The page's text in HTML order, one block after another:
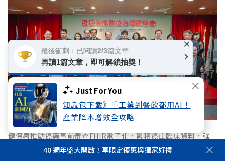
Just For You
知識包下載》重工業到餐飲都用AI！
產業降本增效全攻略
健保署推動癌藥事前審查FHIR電子化，累積癌症臨床資料，強
化國家癌症資料應用。
40 週年盛大開啟！享限定優惠與獨家好禮
最後衝刺：已閱讀2/3篇文章
再讀1篇文章，即可解鎖抽獎！
×